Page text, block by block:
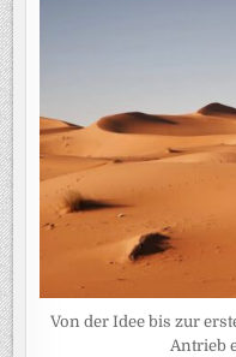
Von der Idee bis zur
Antrieb